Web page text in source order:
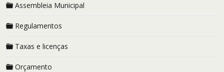
Assembleia Municipal
Regulamentos
Taxas e licenças
Orçamento